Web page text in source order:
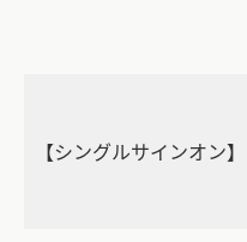
【シングルサインオン】